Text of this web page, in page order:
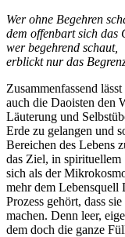
Wer ohne Begehren
dem offenbart sich das
wer begehrend schaut,
erblickt nur das
Zusammenfassend
auch die Daoisten den
Läuterung und
Erde zu gelangen und
Bereichen des Lebens
das Ziel, in spirituellem
sich als der
mehr dem Lebensquell
Prozess gehört, dass
machen. Denn leer,
dem doch die ganze